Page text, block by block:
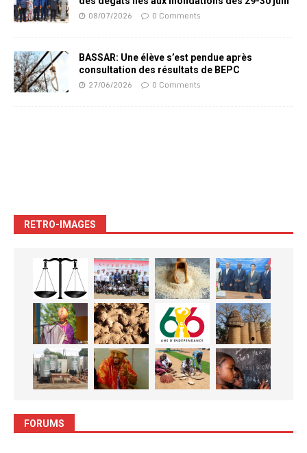
08/07/2026 0 Comments
BASSAR: Une élève s’est pendue après
consultation des résultats de BEPC
27/06/2026 0 Comments
RETRO-IMAGES
FORUMS